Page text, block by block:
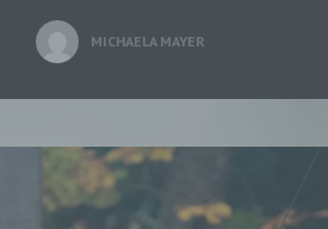
MICHAELA MAYER